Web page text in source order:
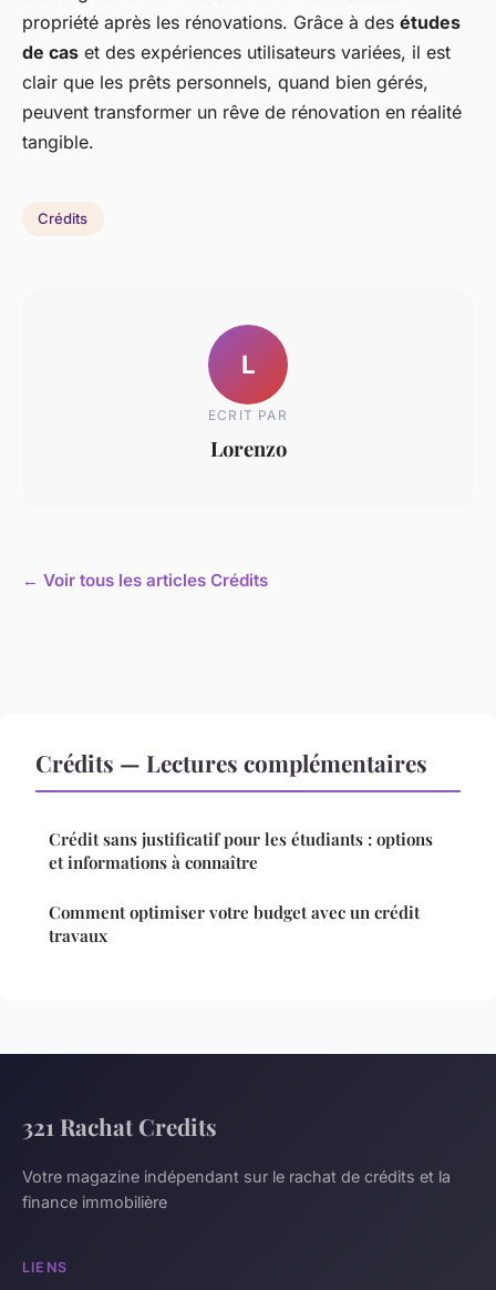
propriété après les rénovations. Grâce à des études
de cas et des expériences utilisateurs variées, il est
clair que les prêts personnels, quand bien gérés,
peuvent transformer un rêve de rénovation en réalité
tangible.
Crédits
L
ECRIT PAR
Lorenzo
← Voir tous les articles Crédits
Crédits — Lectures complémentaires
Crédit sans justificatif pour les étudiants : options
et informations à connaître
Comment optimiser votre budget avec un crédit
travaux
321 Rachat Credits
Votre magazine indépendant sur le rachat de crédits et la
finance immobilière
LIENS